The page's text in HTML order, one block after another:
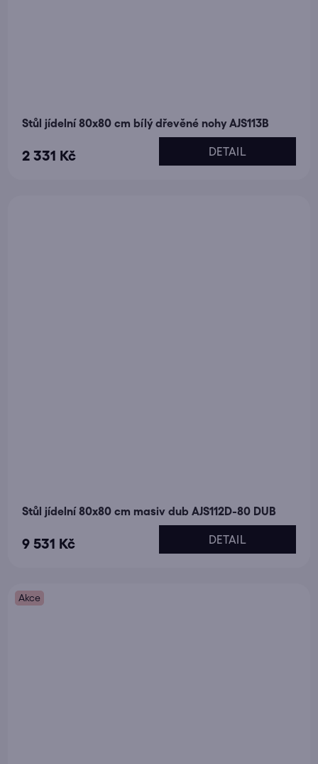
Stůl jídelní 80x80 cm bílý dřevěné nohy AJS113B
2 331 Kč DETAIL
Stůl jídelní 80x80 cm masiv dub AJS112D-80 DUB
9 531 Kč DETAIL
Akce